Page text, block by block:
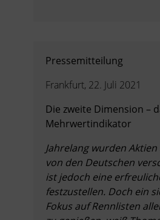
Pressemitteilung
Frankfurt, 22. Juli 2021
Die zweite Dimension –
Mehrwertindikator
Jahrelang wurden Aktien
von den Deutschen
ist jedoch eine
festzustellen. Doch ein
Fokus auf Rennlisten